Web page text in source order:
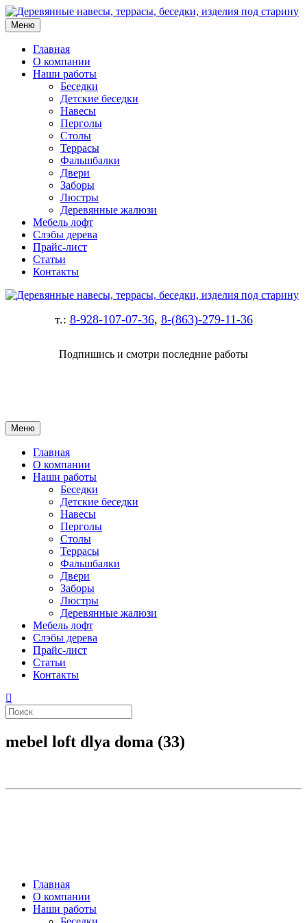
Меню
Главная
О компании
Наши работы
Беседки
Детские беседки
Навесы
Перголы
Столы
Террасы
Фальшбалки
Двери
Заборы
Люстры
Деревянные жалюзи
Мебель лофт
Слэбы дерева
Прайс-лист
Статьи
Контакты
т.: 8-928-107-07-36, 8-(863)-279-11-36
Подпишись и смотри последние работы
Меню
Главная
О компании
Наши работы
Беседки
Детские беседки
Навесы
Перголы
Столы
Террасы
Фальшбалки
Двери
Заборы
Люстры
Деревянные жалюзи
Мебель лофт
Слэбы дерева
Прайс-лист
Статьи
Контакты
mebel loft dlya doma (33)
Главная
О компании
Наши работы